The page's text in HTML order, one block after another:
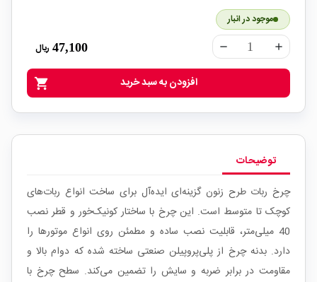
موجود در انبار
remove add
47,100 ریال
shopping_cart افزودن به سبد خرید
توضیحات
چرخ ربات طرح زنون گزینه‌ای ایده‌آل برای ساخت انواع ربات‌های
کوچک تا متوسط است. این چرخ با ساختار کونیک‌خور و قطر نصب
40 میلی‌متر، قابلیت نصب ساده و مطمئن روی انواع موتورها را
دارد. بدنه چرخ از پلی‌پروپیلن صنعتی ساخته شده که دوام بالا و
مقاومت در برابر ضربه و سایش را تضمین می‌کند. سطح چرخ با